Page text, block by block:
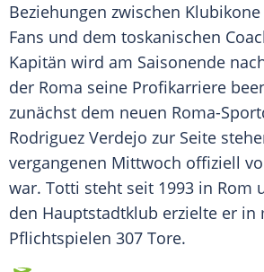
Beziehungen zwischen Klubikone
Fans und dem toskanischen
Kapitän wird am Saisonende
der Roma seine Profikarriere
zunächst dem neuen Roma-
Rodriguez Verdejo zur Seite
vergangenen Mittwoch offiziell
war. Totti steht seit 1993 in Rom
den Hauptstadtklub erzielte er in
Pflichtspielen 307 Tore.